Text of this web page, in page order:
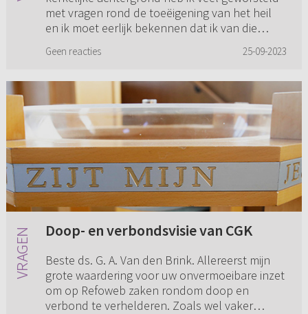
met vragen rond de toeëigening van het heil
en ik moet eerlijk bekennen dat ik van die
Geen reacties 25-09-2023
Doop- en verbondsvisie van CGK
Beste ds. G. A. Van den Brink. Allereerst mijn
grote waardering voor uw onvermoeibare inzet
om op Refoweb zaken rondom doop en
verbond te verhelderen. Zoals wel vaker